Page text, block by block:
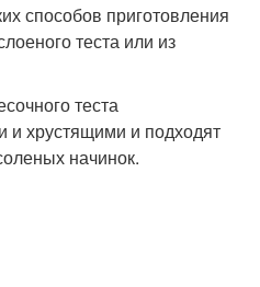
способов приготовления
теста или из
теста
и хрустящими и подходят
начинок.